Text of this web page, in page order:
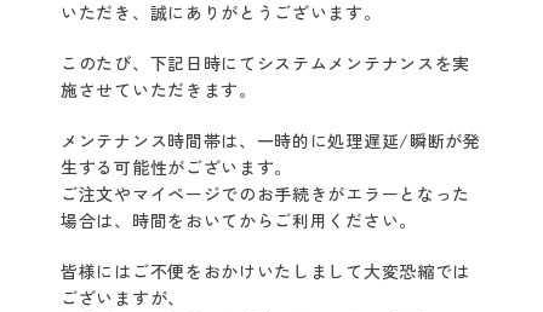
ベストコスメ受賞履歴
商品一覧
カラーケアシリーズ
クレイスパ
クイックカラー
いただき、誠にありがとうございます。
このたび、下記日時にてシステムメンテナンスを実
施させていただきます。
メンテナンス時間帯は、一時的に処理遅延/瞬断が発
生する可能性がございます。
ご注文やマイページでのお手続きがエラーとなった
場合は、時間をおいてからご利用ください。
皆様にはご不便をおかけいたしまして大変恐縮では
ございますが、